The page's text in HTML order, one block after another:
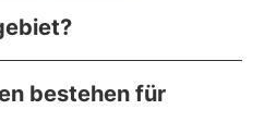
bestehen für